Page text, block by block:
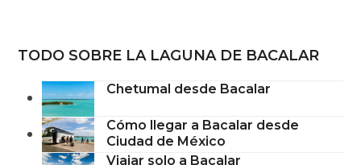
TODO SOBRE LA LAGUNA DE BACALAR
Chetumal desde Bacalar
Cómo llegar a Bacalar desde
Ciudad de México
Viajar solo a Bacalar